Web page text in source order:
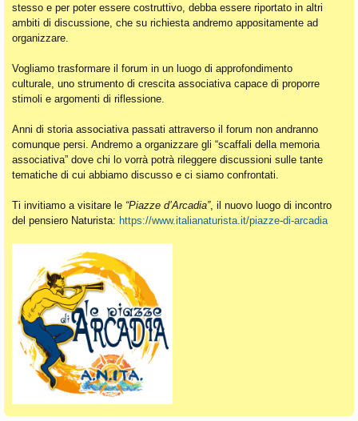
stesso e per poter essere costruttivo, debba essere riportato in altri
ambiti di discussione, che su richiesta andremo appositamente ad
organizzare.
Vogliamo trasformare il forum in un luogo di approfondimento
culturale, uno strumento di crescita associativa capace di proporre
stimoli e argomenti di riflessione.
Anni di storia associativa passati attraverso il forum non andranno
comunque persi. Andremo a organizzare gli “scaffali della memoria
associativa” dove chi lo vorrà potrà rileggere discussioni sulle tante
tematiche di cui abbiamo discusso e ci siamo confrontati.
Ti invitiamo a visitare le “Piazze d’Arcadia”, il nuovo luogo di incontro
del pensiero Naturista: https://www.italianaturista.it/piazze-di-arcadia